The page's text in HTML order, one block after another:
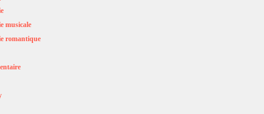
musicale
romantique